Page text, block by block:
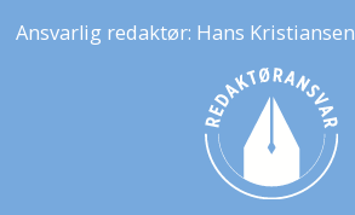
Ansvarlig redaktør: Hans Kristiansen